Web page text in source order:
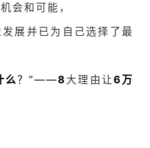
会和可能，
展并已为自己选择了最
么？”——8 大理由让6 万